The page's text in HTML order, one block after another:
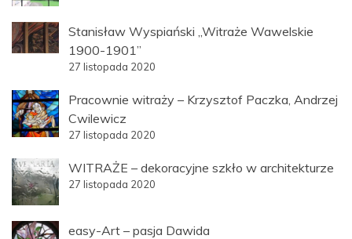
Stanisław Wyspiański „Witraże Wawelskie
1900-1901”
27 listopada 2020
Pracownie witraży – Krzysztof Paczka, Andrzej
Cwilewicz
27 listopada 2020
WITRAŻE – dekoracyjne szkło w architekturze
27 listopada 2020
easy-Art – pasja Dawida